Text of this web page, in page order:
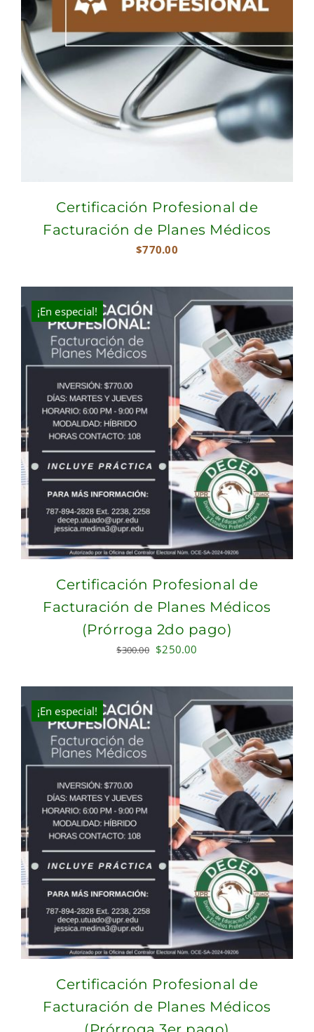
Certificación Profesional de
Facturación de Planes Médicos
$770.00
¡En especial!
Certificación Profesional de
Facturación de Planes Médicos
(Prórroga 2do pago)
$300.00 Original
was:
$300.00.
$250.00
is:
$250.00.
¡En especial!
Certificación Profesional de
Facturación de Planes Médicos